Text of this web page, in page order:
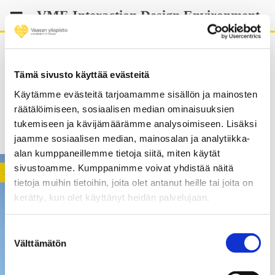
Tämä sivusto käyttää evästeitä
Käytämme evästeitä tarjoamamme sisällön ja mainosten
räätälöimiseen, sosiaalisen median ominaisuuksien
tukemiseen ja kävijämäärämme analysoimiseen. Lisäksi
jaamme sosiaalisen median, mainosalan ja analytiikka-
alan kumppaneillemme tietoja siitä, miten käytät
sivustoamme. Kumppanimme voivat yhdistää näitä
tietoja muihin tietoihin, joita olet antanut heille tai joita on
kerätty, kun olet käyttänyt heidän palvelujaan.
valinta
Välttämätön
Skip
content
VME Interaction Design Environment
society
ACTIVITY